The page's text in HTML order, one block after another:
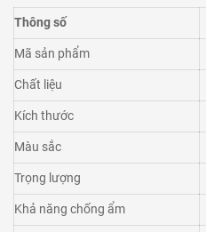
Thông số
Mã sản phẩm
Chất liệu
Kích thước
Màu sắc
Trọng lượng
Khả năng chống ẩm